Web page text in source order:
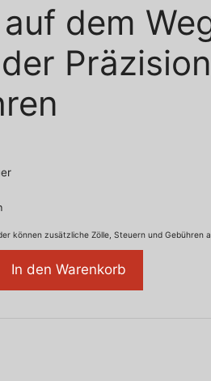
dem
können zusätzliche Zölle, Steuern und Gebühren
In den Warenkorb